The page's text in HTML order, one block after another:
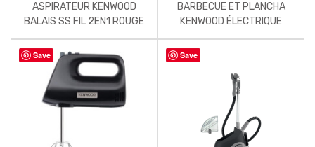
ASPIRATEUR KENWOOD
BALAIS SS FIL 2EN1 ROUGE
BARBECUE ET PLANCHA
KENWOOD ÉLECTRIQUE
1600W
Save Save